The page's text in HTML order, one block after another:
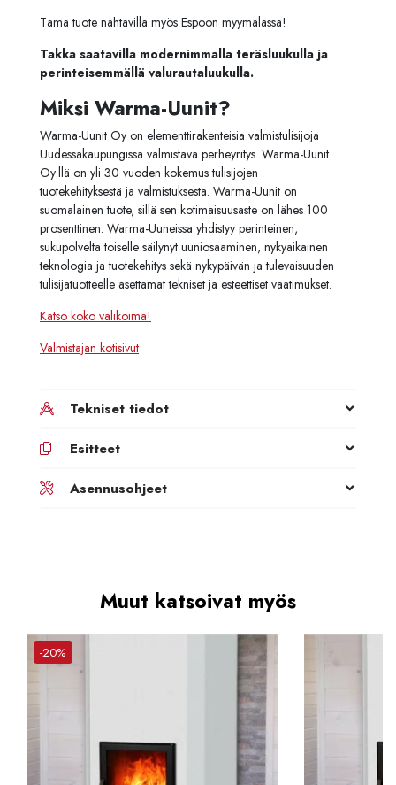
Tämä tuote nähtävillä myös Espoon myymälässä!
Takka saatavilla modernimmalla teräsluukulla ja
perinteisemmällä valurautaluukulla.
Miksi Warma-Uunit?
Warma-Uunit Oy on elementtirakenteisia valmistulisijoja
Uudessakaupungissa valmistava perheyritys. Warma-Uunit
Oy:llä on yli 30 vuoden kokemus tulisijojen
tuotekehityksestä ja valmistuksesta. Warma-Uunit on
suomalainen tuote, sillä sen kotimaisuusaste on lähes 100
prosenttinen. Warma-Uuneissa yhdistyy perinteinen,
sukupolvelta toiselle säilynyt uuniosaaminen, nykyaikainen
teknologia ja tuotekehitys sekä nykypäivän ja tulevaisuuden
tulisijatuotteelle asettamat tekniset ja esteettiset vaatimukset.
Katso koko valikoima!
Valmistajan kotisivut
Tekniset tiedot
Esitteet
Asennusohjeet
Muut katsoivat myös
-20%